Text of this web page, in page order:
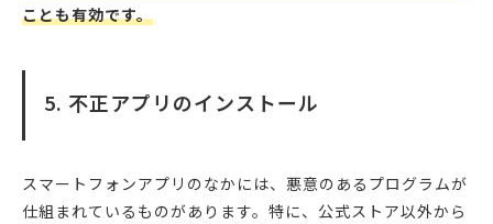
ことも有効です。
5. 不正アプリのインストール
スマートフォンアプリのなかには、悪意のあるプログラムが
仕組まれているものがあります。特に、公式ストア以外から